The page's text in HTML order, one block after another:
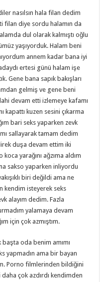
nasılsın hala filan dedim
filan diye sordu halamın da
dul olarak kalmıştı oğlu
yaşıyorduk. Halam beni
annem kadar bana iyi
ertesi günü halam işe
Gene bana sapık bakışları
gelmiş ve gene beni
devam etti izlemeye kafamı
kapattı kuzen sesini çıkarma
bari seks yaparken zevk
sallayarak tamam dedim
duşa devam ettim iki
yarağını ağzıma aldım
sakso yaparken inliyordu
biri değildi ama ne
kendim isteyerek seks
alayım dedim. Fazla
yalamaya devam
için çok azmıştım.
başta oda benim amımı
yapmadın ama bir bayan
Porno filmlerinden bildiğini
çok azdırdı kendimden